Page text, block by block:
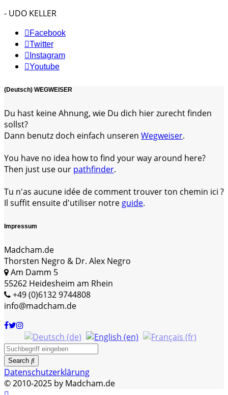
- UDO KELLER
Facebook
Twitter
Instagram
Youtube
(Deutsch) WEGWEISER
Du hast keine Ahnung, wie Du dich hier zurecht finden
sollst?
Dann benutz doch einfach unseren Wegweiser.
You have no idea how to find your way around here?
Then just use our pathfinder.
Tu n'as aucune idée de comment trouver ton chemin ici ?
Il suffit ensuite d'utiliser notre guide.
Impressum
Madcham.de
Thorsten Negro & Dr. Alex Negro
Am Damm 5
55262 Heidesheim am Rhein
+49 (0)6132 9744808
info@madcham.de
Search
Datenschutzerklärung
© 2010-2025 by Madcham.de